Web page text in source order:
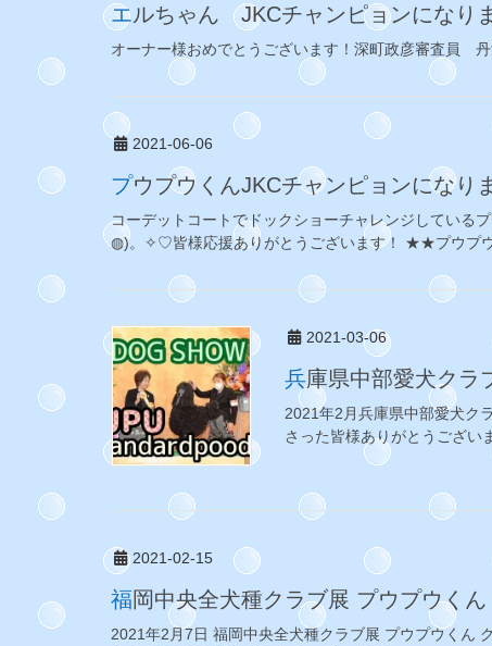
エルちゃん JKCチャンピョンになり
オーナー様おめでとうございます！深町政彦審査員 丹
2021-06-06
プウプウくんJKCチャンピョンになり
コーデットコートでドックショーチャレンジしてい
◍)。✧♡皆様応援ありがとうございます！ ★★プウプ
2021-03-06
兵庫県中部愛犬
2021年2月兵庫県中部愛犬ク
さった皆様ありがとうござい
2021-02-15
福岡中央全犬種クラブ展 プウプウく
2021年2月7日 福岡中央全犬種クラブ展 プウプウくん